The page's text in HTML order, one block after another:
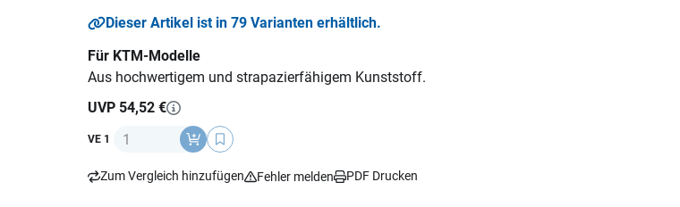
Dieser Artikel ist in 79 Varianten erhältlich.
Für KTM-Modelle
Aus hochwertigem und strapazierfähigem Kunststoff.
UVP 54,52 €
VE 1 Anzahl
Zum Vergleich hinzufügen Fehler melden PDF Drucken